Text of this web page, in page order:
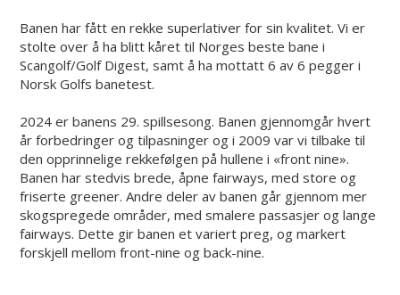
Banen har fått en rekke superlativer for sin kvalitet. Vi er
stolte over å ha blitt kåret til Norges beste bane i
Scangolf/Golf Digest, samt å ha mottatt 6 av 6 pegger i
Norsk Golfs banetest.
2024 er banens 29. spillsesong. Banen gjennomgår hvert
år forbedringer og tilpasninger og i 2009 var vi tilbake til
den opprinnelige rekkefølgen på hullene i «front nine».
Banen har stedvis brede, åpne fairways, med store og
friserte greener. Andre deler av banen går gjennom mer
skogspregede områder, med smalere passasjer og lange
fairways. Dette gir banen et variert preg, og markert
forskjell mellom front-nine og back-nine.